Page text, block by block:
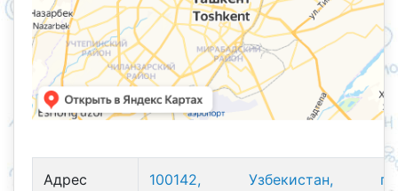
Адрес
100142, Узбекистан, г.